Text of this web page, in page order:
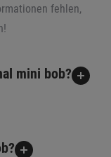
fehlen,
mini bob?